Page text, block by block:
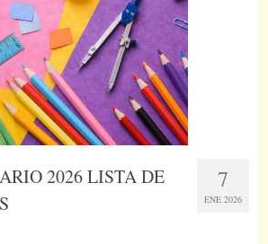
7
ENE 2026
2026 LISTA DE